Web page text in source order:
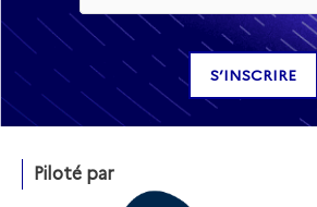
Piloté par